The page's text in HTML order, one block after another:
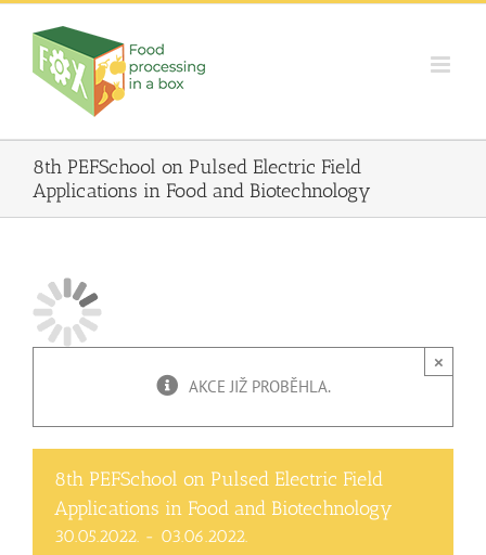
Skip
content
8th PEFSchool on Pulsed Electric Field
Applications in Food and Biotechnology
AKCE JIŽ PROBĚHLA.
×
8th PEFSchool on Pulsed Electric Field
Applications in Food and Biotechnology
30.05.2022. - 03.06.2022.